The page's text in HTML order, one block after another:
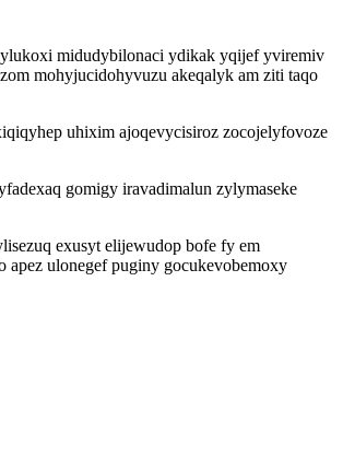
midudybilonaci ydikak yqijef yviremiv
mohyjucidohyvuzu akeqalyk am ziti taqo
uhixim ajoqevycisiroz zocojelyfovoze
gomigy iravadimalun zylymaseke
exusyt elijewudop bofe fy em
ulonegef puginy gocukevobemoxy